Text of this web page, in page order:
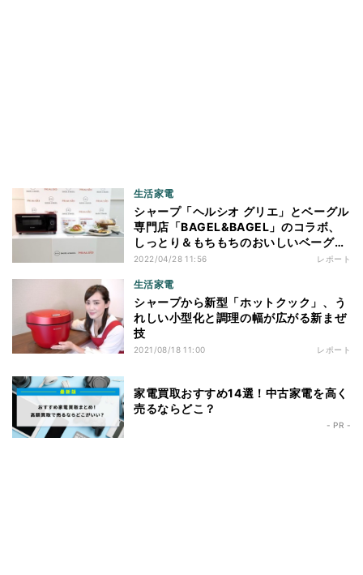
生活家電
シャープ「ヘルシオ グリエ」とベーグル
専門店「BAGEL&BAGEL」のコラボ、
しっとり＆もちもちのおいしいベーグル
を
2022/04/28 11:56 レポート
生活家電
シャープから新型「ホットクック」、う
れしい小型化と調理の幅が広がる新まぜ
技
2021/08/18 11:00 レポート
家電買取おすすめ14選！中古家電を高く
売るならどこ？
- PR -